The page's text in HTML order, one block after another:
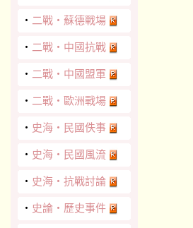
‧ 二戰‧蘇德戰場
‧ 二戰‧中國抗戰
‧ 二戰‧中國盟軍
‧ 二戰‧歐洲戰場
‧ 史海‧民國佚事
‧ 史海‧民國風流
‧ 史海‧抗戰討論
‧ 史論‧歷史事件